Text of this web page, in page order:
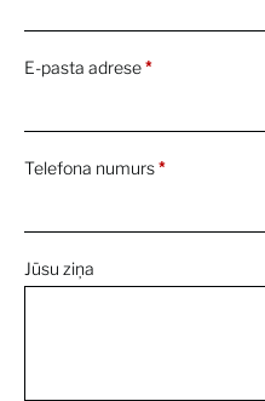
E-pasta adrese*
Telefona numurs*
Jūsu ziņa